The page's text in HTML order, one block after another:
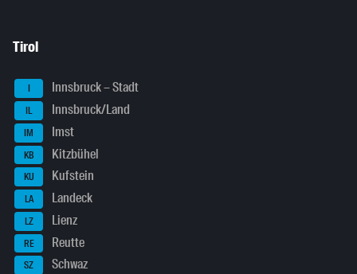
Tirol
I Innsbruck – Stadt
IL Innsbruck/Land
IM Imst
KB Kitzbühel
KU Kufstein
LA Landeck
LZ Lienz
RE Reutte
SZ Schwaz